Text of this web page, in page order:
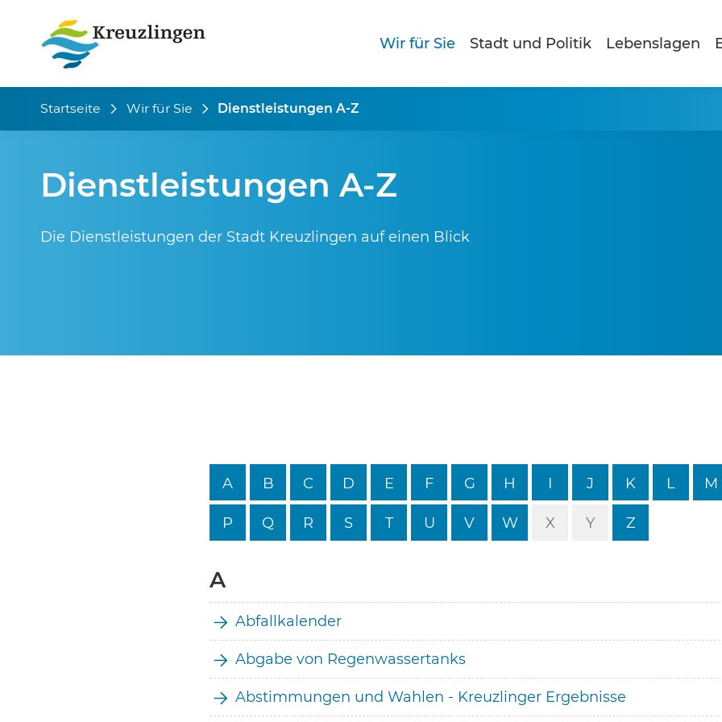
Wir für Sie Stadt und Politik Lebenslagen
Startseite Wir für Sie Dienstleistungen A-Z
Dienstleistungen A-Z
Die Dienstleistungen der Stadt Kreuzlingen auf einen Blick
A B C D E F G H I J K L M
P Q R S T U V W X Y Z
A
Abfallkalender
Abgabe von Regenwassertanks
Abstimmungen und Wahlen - Kreuzlinger Ergebnisse